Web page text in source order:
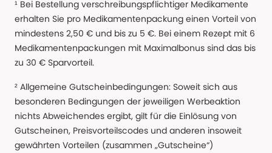
¹ Bei Bestellung verschreibungspflichtiger Medikamente
erhalten Sie pro Medikamentenpackung einen Vorteil von
mindestens 2,50 € und bis zu 5 €. Bei einem Rezept mit 6
Medikamentenpackungen mit Maximalbonus sind das bis
zu 30 € Sparvorteil.
² Allgemeine Gutscheinbedingungen: Soweit sich aus
besonderen Bedingungen der jeweiligen Werbeaktion
nichts Abweichendes ergibt, gilt für die Einlösung von
Gutscheinen, Preisvorteilscodes und anderen insoweit
gewährten Vorteilen (zusammen „Gutscheine“)